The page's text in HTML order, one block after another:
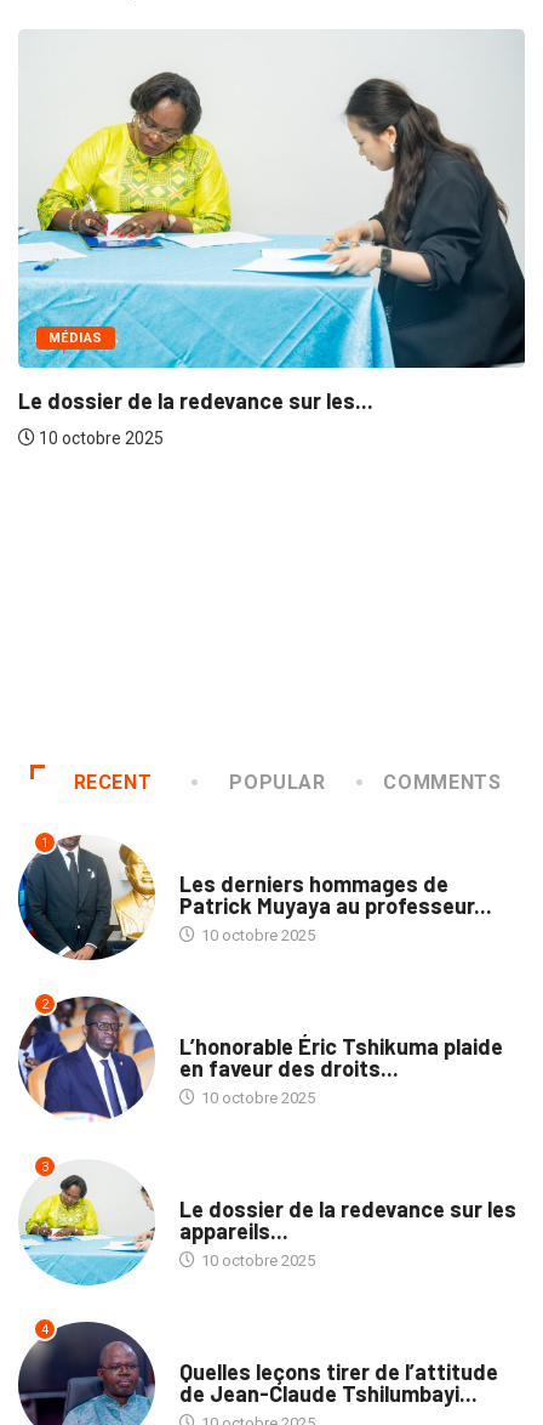
MÉDIAS
Le dossier de la redevance sur les...
10 octobre 2025
RECENT POPULAR COMMENTS
1
Les derniers hommages de
Patrick Muyaya au professeur...
10 octobre 2025
2
L’honorable Éric Tshikuma plaide
en faveur des droits...
10 octobre 2025
3
Le dossier de la redevance sur les
appareils...
10 octobre 2025
4
Quelles leçons tirer de l’attitude
de Jean-Claude Tshilumbayi...